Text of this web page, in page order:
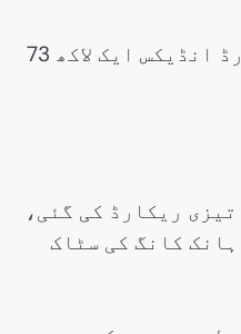
واضح رہے کہ گزشتہ کاروباری ہفتے کے آخری روز کاروبار کے اختتام پر ہنڈرڈ انڈیکس ایک لاکھ 73
انڈیکس میں 4 فیصد سے زائد کی تیزی ریکارڈ کی گئی،
جاپان اور ہانک کانگ کی سٹاک